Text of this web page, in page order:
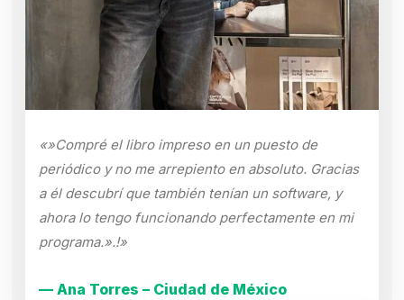
«»Compré el libro impreso en un puesto de
periódico y no me arrepiento en absoluto. Gracias
a él descubrí que también tenían un software, y
ahora lo tengo funcionando perfectamente en mi
programa.».!»
— Ana Torres – Ciudad de México